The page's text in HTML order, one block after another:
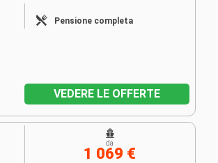
Pensione completa
VEDERE LE OFFERTE
da
1 069 €